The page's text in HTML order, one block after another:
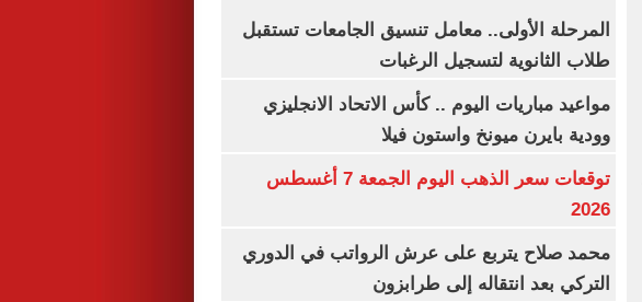
المرحلة الأولى.. معامل تنسيق الجامعات تستقبل
طلاب الثانوية لتسجيل الرغبات
مواعيد مباريات اليوم .. كأس الاتحاد الانجليزي
وودية بايرن ميونخ واستون فيلا
توقعات سعر الذهب اليوم الجمعة 7 أغسطس
2026
محمد صلاح يتربع على عرش الرواتب في الدوري
التركي بعد انتقاله إلى طرابزون